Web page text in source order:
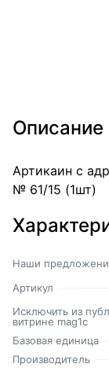
Описание
Артикаин с
№ 61/15 (1шт)
Наши
Артикул
Исключить из
витрине mag1c
Базовая единица
Производитель